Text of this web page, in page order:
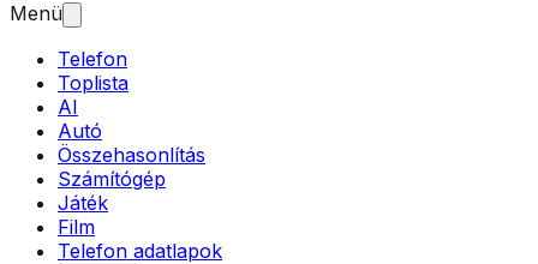
Menü
Telefon
Toplista
AI
Autó
Összehasonlítás
Számítógép
Játék
Film
Telefon adatlapok